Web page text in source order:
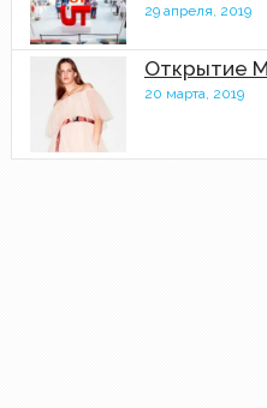
29 апреля, 2019
Открытие
20 марта, 2019